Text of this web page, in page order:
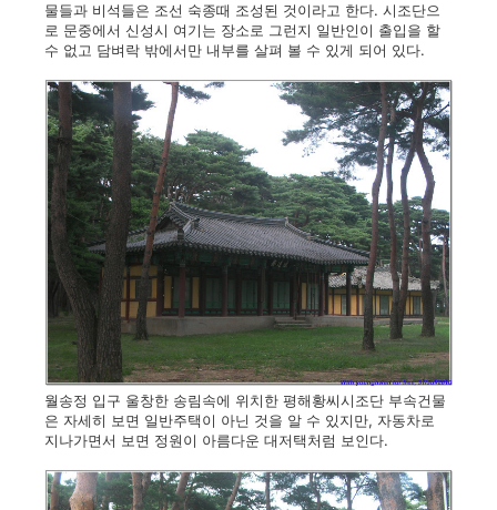
물들과 비석들은 조선 숙종때 조성된 것이라고 한다. 시조단으
로 문중에서 신성시 여기는 장소로 그런지 일반인이 출입을 할
수 없고 담벼락 밖에서만 내부를 살펴 볼 수 있게 되어 있다.
월송정 입구 울창한 송림속에 위치한 평해황씨시조단 부속건물
은 자세히 보면 일반주택이 아닌 것을 알 수 있지만, 자동차로
지나가면서 보면 정원이 아름다운 대저택처럼 보인다.